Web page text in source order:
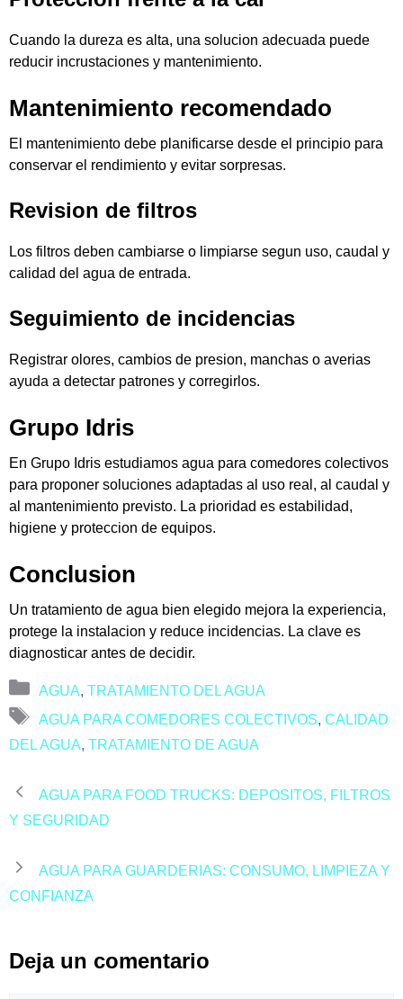
Cuando la dureza es alta, una solucion adecuada puede
reducir incrustaciones y mantenimiento.
Mantenimiento recomendado
El mantenimiento debe planificarse desde el principio para
conservar el rendimiento y evitar sorpresas.
Revision de filtros
Los filtros deben cambiarse o limpiarse segun uso, caudal y
calidad del agua de entrada.
Seguimiento de incidencias
Registrar olores, cambios de presion, manchas o averias
ayuda a detectar patrones y corregirlos.
Grupo Idris
En Grupo Idris estudiamos agua para comedores colectivos
para proponer soluciones adaptadas al uso real, al caudal y
al mantenimiento previsto. La prioridad es estabilidad,
higiene y proteccion de equipos.
Conclusion
Un tratamiento de agua bien elegido mejora la experiencia,
protege la instalacion y reduce incidencias. La clave es
diagnosticar antes de decidir.
Categorías
AGUA, TRATAMIENTO DEL AGUA
Etiquetas
AGUA PARA COMEDORES COLECTIVOS, CALIDAD
DEL AGUA, TRATAMIENTO DE AGUA
AGUA PARA FOOD TRUCKS: DEPOSITOS, FILTROS
Y SEGURIDAD
AGUA PARA GUARDERIAS: CONSUMO, LIMPIEZA Y
CONFIANZA
Deja un comentario